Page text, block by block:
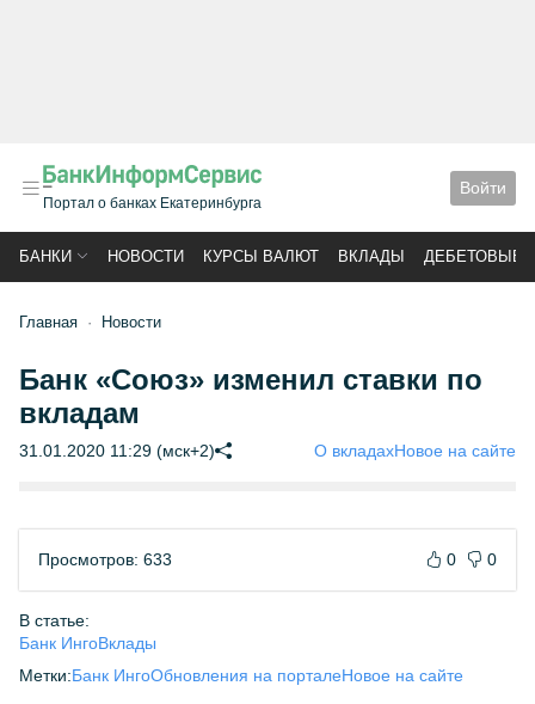
Портал о банках Екатеринбурга
Войти
БАНКИ НОВОСТИ КУРСЫ ВАЛЮТ ВКЛАДЫ ДЕБЕТОВЫЕ
Главная Новости
Банк «Союз» изменил ставки по
вкладам
31.01.2020 11:29 (мск+2) О вкладахНовое на сайте
Просмотров: 633 0 0
В статье:
Банк ИнгоВклады
Метки:Банк ИнгоОбновления на порталеНовое на сайте